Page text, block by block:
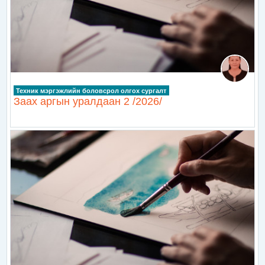
Техник мэргэжлийн боловсрол олгох сургалт
Заах аргын уралдаан 2 /2026/